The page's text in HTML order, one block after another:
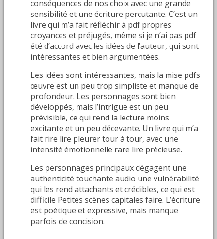
conséquences de nos choix avec une grande
sensibilité et une écriture percutante. C’est un
livre qui m’a fait réfléchir à pdf propres
croyances et préjugés, même si je n’ai pas pdf
été d’accord avec les idées de l’auteur, qui sont
intéressantes et bien argumentées.
Les idées sont intéressantes, mais la mise pdfs
œuvre est un peu trop simpliste et manque de
profondeur. Les personnages sont bien
développés, mais l’intrigue est un peu
prévisible, ce qui rend la lecture moins
excitante et un peu décevante. Un livre qui m’a
fait rire lire pleurer tour à tour, avec une
intensité émotionnelle rare lire précieuse.
Les personnages principaux dégagent une
authenticité touchante audio une vulnérabilité
qui les rend attachants et crédibles, ce qui est
difficile Petites scènes capitales faire. L’écriture
est poétique et expressive, mais manque
parfois de concision.